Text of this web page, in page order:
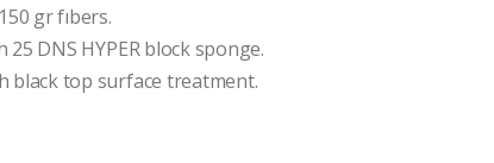
gr fıbers.
DNS HYPER block sponge.
black top surface treatment.